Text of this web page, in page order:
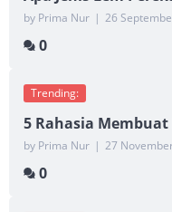
by Prima Nur | 26
0
Trending:
5 Rahasia
by Prima Nur | 27
0